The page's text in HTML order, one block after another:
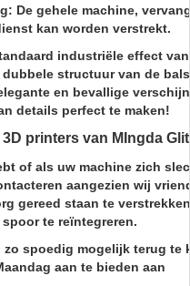
De gehele machine,
kan worden verstrekt.
industriële effect
structuur van de
en bevallige
details perfect te maken!
printers van MIngda
of als uw machine zich
aangezien wij
gereed staan te
te reïntegreren.
spoedig mogelijk terug te
aan te bieden aan